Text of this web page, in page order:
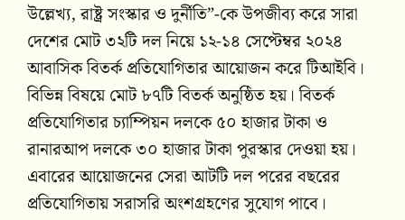
উল্লেখ্য, রাষ্ট্র সংস্কার ও দুর্নীতি”-কে উপজীব্য করে সারা
দেশের মোট ৩২টি দল নিয়ে ১২-১৪ সেপ্টেম্বর ২০২৪
আবাসিক বিতর্ক প্রতিযোগিতার আয়োজন করে টিআইবি।
বিভিন্ন বিষয়ে মোট ৮৭টি বিতর্ক অনুষ্ঠিত হয়। বিতর্ক
প্রতিযোগিতার চ্যাম্পিয়ন দলকে ৫০ হাজার টাকা ও
রানারআপ দলকে ৩০ হাজার টাকা পুরস্কার দেওয়া হয়।
এবারের আয়োজনের সেরা আটটি দল পরের বছরের
প্রতিযোগিতায় সরাসরি অংশগ্রহণের সুযোগ পাবে।